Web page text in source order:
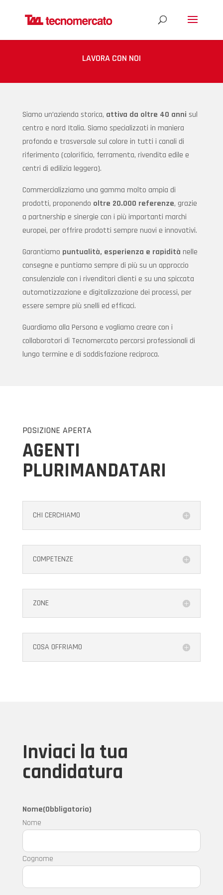
LAVORA CON NOI
Siamo un’azienda storica, attiva da oltre 40 anni sul
centro e nord Italia. Siamo specializzati in maniera
profonda e trasversale sul colore in tutti i canali di
riferimento (colorificio, ferramenta, rivendita edile e
centri di edilizia leggera).
Commercializziamo una gamma molto ampia di
prodotti, proponendo oltre 20.000 referenze, grazie
a partnership e sinergie con i più importanti marchi
europei, per offrire prodotti sempre nuovi e innovativi.
Garantiamo puntualità, esperienza e rapidità nelle
consegne e puntiamo sempre di più su un approccio
consulenziale con i rivenditori clienti e su una spiccata
automatizzazione e digitalizzazione dei processi, per
essere sempre più snelli ed efficaci.
Guardiamo alla Persona e vogliamo creare con i
collaboratori di Tecnomercato percorsi professionali di
lungo termine e di soddisfazione reciproca.
POSIZIONE APERTA
AGENTI
PLURIMANDATARI
CHI CERCHIAMO
COMPETENZE
ZONE
COSA OFFRIAMO
Inviaci la tua
candidatura
Nome(Obbligatorio)
Nome
Cognome